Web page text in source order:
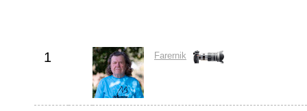
1 Farernik